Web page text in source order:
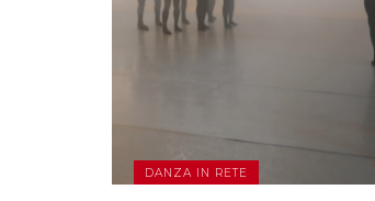
DANZA IN RETE
SCOPRI DI PIÙ